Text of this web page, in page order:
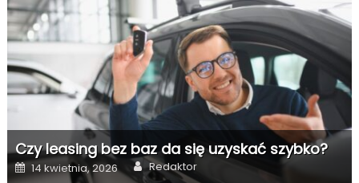
Czy leasing bez baz da się uzyskać szybko?
Posted
on
14 kwietnia, 2026 Author
Redaktor